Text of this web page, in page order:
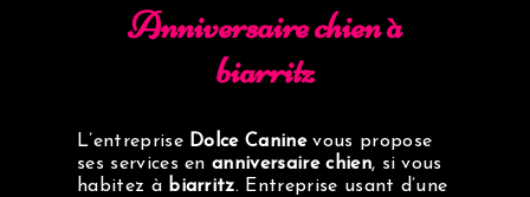
anniversaire chien à
biarritz
L’entreprise Dolce Caninevous propose
ses services enanniversaire chien, si vous
habitez à biarritz. Entreprise usant d’une